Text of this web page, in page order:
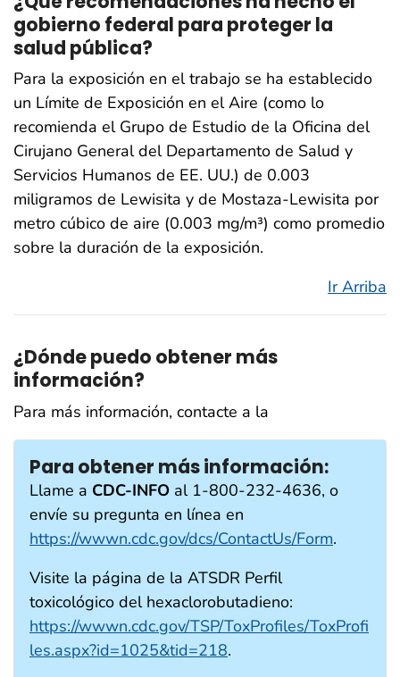
gobierno federal para proteger la
salud pública?
Para la exposición en el trabajo se ha establecido
un Límite de Exposición en el Aire (como lo
recomienda el Grupo de Estudio de la Oficina del
Cirujano General del Departamento de Salud y
Servicios Humanos de EE. UU.) de 0.003
miligramos de Lewisita y de Mostaza-Lewisita por
metro cúbico de aire (0.003 mg/m³) como promedio
sobre la duración de la exposición.
Ir Arriba
¿Dónde puedo obtener más
información?
Para más información, contacte a la
Para obtener más información:
Llame a CDC-INFO al 1-800-232-4636, o
envíe su pregunta en línea en
https://wwwn.cdc.gov/dcs/ContactUs/Form.
Visite la página de la ATSDR Perfil
toxicológico del hexaclorobutadieno:
https://wwwn.cdc.gov/TSP/ToxProfiles/ToxProfi
les.aspx?id=1025&tid=218.